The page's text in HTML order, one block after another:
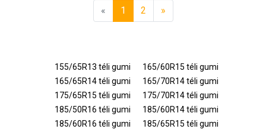
« 1 2 »
155/65R13 téli gumi
165/60R15 téli gumi
165/65R14 téli gumi
165/70R14 téli gumi
175/65R15 téli gumi
175/70R14 téli gumi
185/50R16 téli gumi
185/60R14 téli gumi
185/60R16 téli gumi
185/65R15 téli gumi